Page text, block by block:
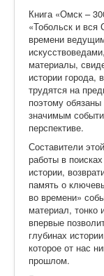
Книга «Омск –
«Тобольск и вся
времени
материалы,
истории города,
трудятся на
поэтому
значимым
перспективе.
Составители
работы в
истории,
память о
во времени»
материал, тонко
впервые
глубинах
которое от нас
прошлом.